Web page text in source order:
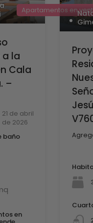
Apartamentos en
la
Cala
–
21 de abril
de 2026
baño
en